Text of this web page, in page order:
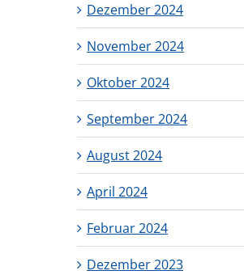
Dezember 2024
November 2024
Oktober 2024
September 2024
August 2024
April 2024
Februar 2024
Dezember 2023